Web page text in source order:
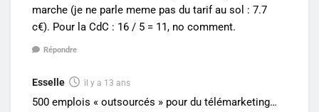
marche (je ne parle meme pas du tarif au sol : 7.7
c€). Pour la CdC : 16 / 5 = 11, no comment.
Répondre
Esselle il y a 13 ans
500 emplois « outsourcés » pour du télémarketing…